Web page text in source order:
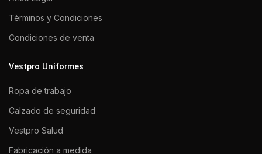
Tèrminos y Condiciones
Condiciones de venta
Vestpro Uniformes
Ropa de trabajo
Calzado de seguridad
Vestpro Salud
Fabricación a medida